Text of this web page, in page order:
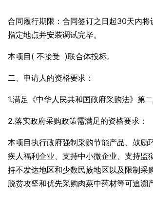
合同履行期限：合同签订之日起30天内将
指定地点并安装调试完毕。
本项目( 不接受 )联合体投标。
二、申请人的资格要求：
1.满足《中华人民共和国政府采购法》第
2.落实政府采购政策需满足的资格要求：
本项目执行政府强制采购节能产品、鼓励
疾人福利企业、支持中小微企业、支持监
持不发达地区和少数民族地区以及限制采
脱贫攻坚和优先采购肉菜中药材等可追溯